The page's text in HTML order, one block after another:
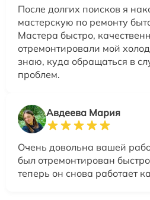
После долгих поисков я
мастерскую по ремонту
Мастера быстро,
отремонтировали мой
знаю, куда обращаться в
проблем.
Авдеева Мария
Очень довольна вашей
был отремонтирован
теперь он снова работает